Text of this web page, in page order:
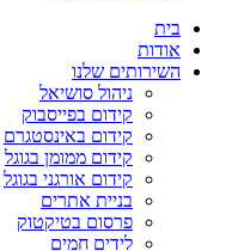
בית
אודות
השירותים שלנו
ניהול סושיאל
קידום בפייסבוק
קידום באינסטגרם
קידום ממומן בגוגל
קידום אורגני בגוגל
בניית אתרים
פרסום בטיקטוק
לידים חמים